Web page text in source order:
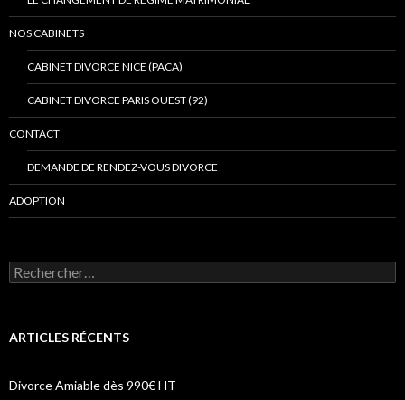
NOS CABINETS
CABINET DIVORCE NICE (PACA)
CABINET DIVORCE PARIS OUEST (92)
CONTACT
DEMANDE DE RENDEZ-VOUS DIVORCE
ADOPTION
Rechercher :
ARTICLES RÉCENTS
Divorce Amiable dès 990€ HT